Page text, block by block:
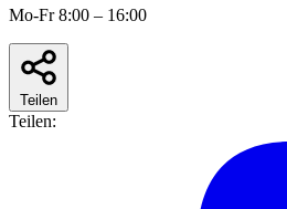
Mo-Fr 8:00 – 16:00
Teilen
Teilen: